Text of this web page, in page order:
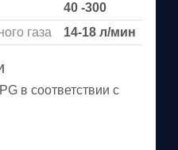
40 -300
газа
14-18 л/мин
в соответствии с